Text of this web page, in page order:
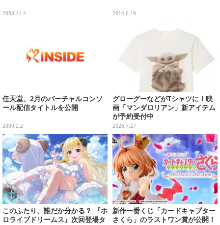
2008.11.4 2014.6.19
任天堂、2月のバーチャルコンソ
ール配信タイトルを公開
2009.2.2
グローグーなどがTシャツに！映
画「マンダロリアン」新アイテム
が予約受付中
2026.7.27
このふたり、誰だか分かる？ 『ホ
ロライブドリームス』次回登場タ
新作一番くじ「カードキャプター
さくら」のラストワン賞が公開！